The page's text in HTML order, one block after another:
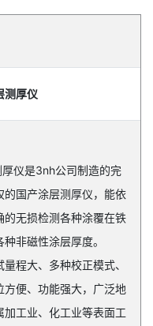
测厚仪
仪是3nh公司制造的完
的国产涂层测厚仪，能依
的无损检测各种涂覆在铁
非磁性涂层厚度。
程大、多种校正模式、
方便、功能强大，广泛地
加工业、化工业等表面工